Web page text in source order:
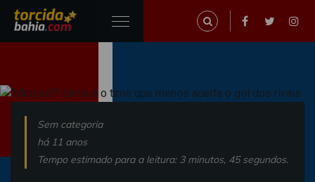
Sem categoria
há 11 anos
Tempo estimado para a leitura: 3 minutos, 45 segundos.